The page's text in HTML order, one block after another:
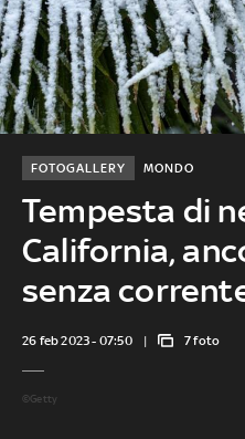
Tempesta di
California,
senza
MONDO
FOTOGALLERY
26 feb 2023 - 07:50 7 foto
©Getty